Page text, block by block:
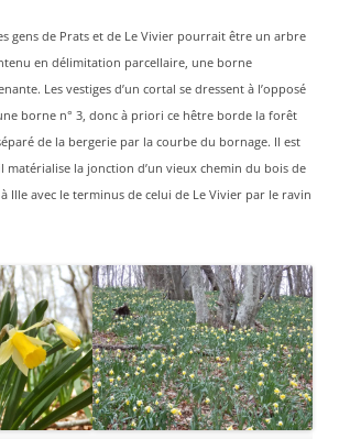
gens de Prats et de Le Vivier pourrait être un arbre
en délimitation parcellaire, une borne
Les vestiges d’un cortal se dressent à l’opposé
borne n° 3, donc à priori ce hêtre borde la forêt
de la bergerie par la courbe du bornage. Il est
matérialise la jonction d’un vieux chemin du bois de
Ille avec le terminus de celui de Le Vivier par le ravin